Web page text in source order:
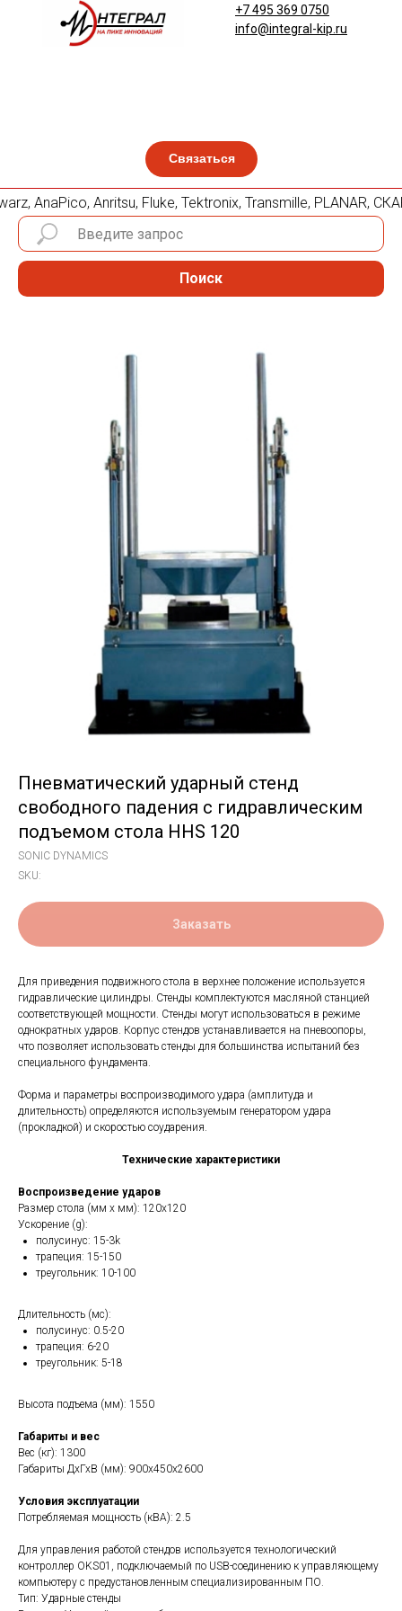
Связаться
+7 495 369 0750
info@integral-kip.ru
Anritsu, Fluke, Tektronix, Transmille, PLANAR,
Поиск
Пневматический ударный стенд
свободного падения с гидравлическим
подъемом стола HHS 120
SONIC DYNAMICS
SKU:
Заказать
Для приведения подвижного стола в верхнее положение используется
гидравлические цилиндры. Стенды комплектуются масляной станцией
соответствующей мощности. Стенды могут использоваться в режиме
однократных ударов. Корпус стендов устанавливается на пневоопоры,
что позволяет использовать стенды для большинства испытаний без
специального фундамента.
Форма и параметры воспроизводимого удара (амплитуда и
длительность) определяются используемым генератором удара
(прокладкой) и скоростью соударения.
Технические характеристики
Воспроизведение ударов
Размер стола (мм х мм): 120x120
Ускорение (g):
полусинус: 15-3k
трапеция: 15-150
треугольник: 10-100
Длительность (мс):
полусинус: 0.5-20
трапеция: 6-20
треугольник: 5-18
Высота подъема (мм): 1550
Габариты и вес
Вес (кг): 1300
Габариты ДхГхВ (мм): 900x450x2600
Условия эксплуатации
Потребляемая мощность (кВА): 2.5
Для управления работой стендов используется технологический
контроллер OKS01, подключаемый по USB-соединению к управляющему
компьютеру с предустановленным специализированным ПО.
Тип: Ударные стенды